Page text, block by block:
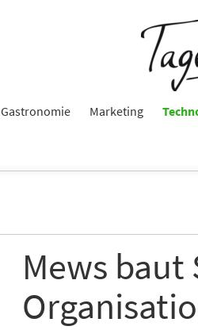
Gastronomie Marketing
Mews